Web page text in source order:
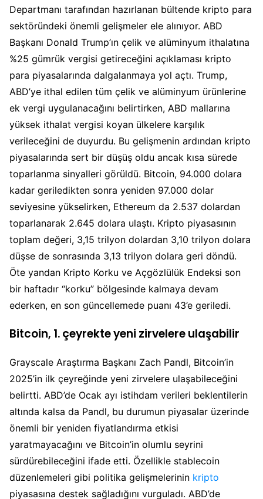
Departmanı tarafından hazırlanan bültende kripto para
sektöründeki önemli gelişmeler ele alınıyor. ABD
Başkanı Donald Trump’ın çelik ve alüminyum ithalatına
%25 gümrük vergisi getireceğini açıklaması kripto
para piyasalarında dalgalanmaya yol açtı. Trump,
ABD’ye ithal edilen tüm çelik ve alüminyum ürünlerine
ek vergi uygulanacağını belirtirken, ABD mallarına
yüksek ithalat vergisi koyan ülkelere karşılık
verileceğini de duyurdu. Bu gelişmenin ardından kripto
piyasalarında sert bir düşüş oldu ancak kısa sürede
toparlanma sinyalleri görüldü. Bitcoin, 94.000 dolara
kadar geriledikten sonra yeniden 97.000 dolar
seviyesine yükselirken, Ethereum da 2.537 dolardan
toparlanarak 2.645 dolara ulaştı. Kripto piyasasının
toplam değeri, 3,15 trilyon dolardan 3,10 trilyon dolara
düşse de sonrasında 3,13 trilyon dolara geri döndü.
Öte yandan Kripto Korku ve Açgözlülük Endeksi son
bir haftadır “korku” bölgesinde kalmaya devam
ederken, en son güncellemede puanı 43’e geriledi.
Bitcoin, 1. çeyrekte yeni zirvelere ulaşabilir
Grayscale Araştırma Başkanı Zach Pandl, Bitcoin’in
2025’in ilk çeyreğinde yeni zirvelere ulaşabileceğini
belirtti. ABD’de Ocak ayı istihdam verileri beklentilerin
altında kalsa da Pandl, bu durumun piyasalar üzerinde
önemli bir yeniden fiyatlandırma etkisi
yaratmayacağını ve Bitcoin’in olumlu seyrini
sürdürebileceğini ifade etti. Özellikle stablecoin
düzenlemeleri gibi politika gelişmelerinin kripto
piyasasına destek sağladığını vurguladı. ABD’de